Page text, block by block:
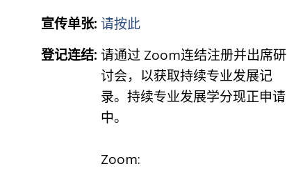
宣传单张: 请按此
登记连结: 请通过 Zoom连结注册并出席研
讨会，以获取持续专业发展记
录。持续专业发展学分现正申请
中。
Zoom: